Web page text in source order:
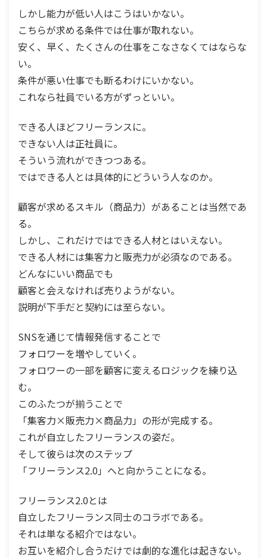
しかし能力が低い人はこうはいかない。
こちらが求める条件では仕事が取れない。
安く、早く、たくさんの仕事をこなさなくてはならな
い。
条件が悪い仕事でも断るわけにいかない。
これなら社員でいる方がずっといい。
できる人ほどフリーランスに。
できない人は正社員に。
そういう流れができつつある。
ではできる人とは具体的にどういう人なのか。
顧客が求めるスキル（商品力）があることは当然であ
る。
しかし、これだけではできる人材とはいえない。
できる人材には集客力と販売力が必須なのである。
どんなにいい商品でも
顧客と会えなければ売りようがない。
説明が下手だと契約には至らない。
SNSを通じて情報発信することで
フォロワーを増やしていく。
フォロワーの一部を顧客に変えるロジックを練り込
む。
このふたつが揃うことで
「集客力×販売力×商品力」の形が完成する。
これが自立したフリーランスの姿だ。
そして彼らは次のステップ
「フリーランス2.0」へと向かうことになる。
フリーランス2.0とは
自立したフリーランス同士のコラボである。
それは単なる紹介ではない。
お互いを紹介し合うだけでは劇的な進化は起きない。